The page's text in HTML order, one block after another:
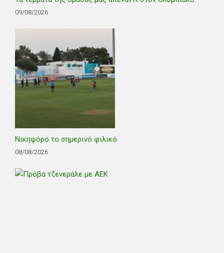
09/08/2026
Νικηφόρο το σημερινό φιλικό
08/08/2026